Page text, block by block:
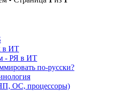
в ИТ
- РЯ в ИТ
по-русски?
ОС, процессоры)